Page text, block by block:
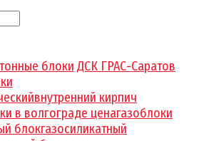
блоки ДСК ГРАС-Саратов
внутренний кирпич
в волгограде ценагазоблоки
блокгазосиликатный